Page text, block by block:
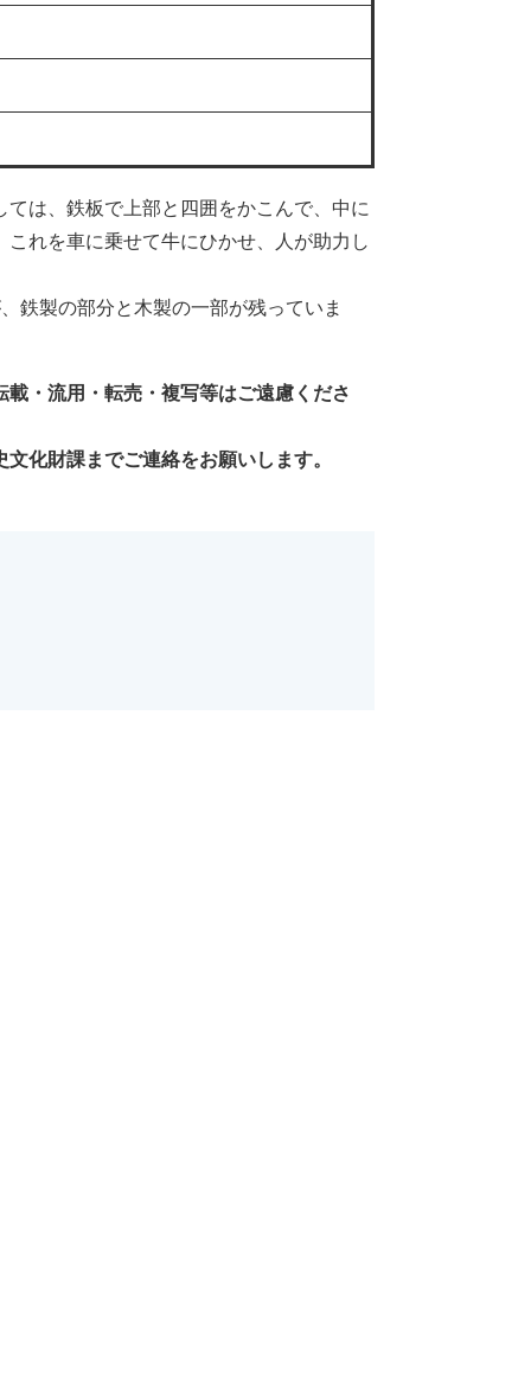
は、鉄板で上部と四囲をかこんで、中に
れを車に乗せて牛にひかせ、人が助力し
製の部分と木製の一部が残っていま
・流用・転売・複写等はご遠慮くださ
化財課までご連絡をお願いします。